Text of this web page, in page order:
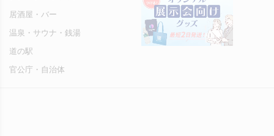
居酒屋・バー
温泉・サウナ・銭湯
道の駅
官公庁・自治体